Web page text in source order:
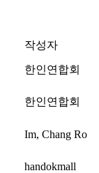
작성자
한인연합회
한인연합회
Im, Chang Ro
handokmall